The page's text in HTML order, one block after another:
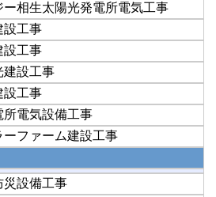
相生太陽光発電所電気工事
設工事
設工事
建設工事
設工事
電気設備工事
ファーム建設工事
災設備工事